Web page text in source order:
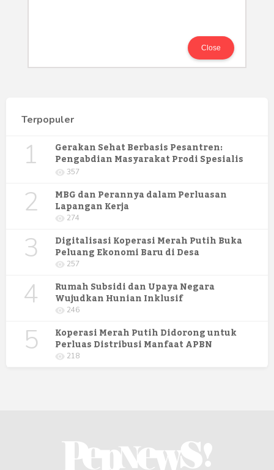
Terpopuler
1 Gerakan Sehat Berbasis Pesantren:
Pengabdian Masyarakat Prodi Spesialis
Keperawatan Medikal Bedah UNIMUS di
Semarang
357
2 MBG dan Perannya dalam Perluasan
Lapangan Kerja
274
3 Digitalisasi Koperasi Merah Putih Buka
Peluang Ekonomi Baru di Desa
257
4 Rumah Subsidi dan Upaya Negara
Wujudkan Hunian Inklusif
246
5 Koperasi Merah Putih Didorong untuk
Perluas Distribusi Manfaat APBN
218
Close